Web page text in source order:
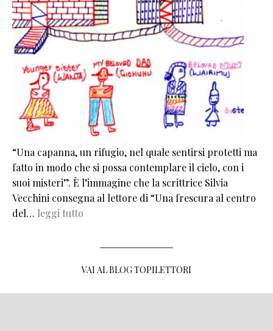
“Una capanna, un rifugio, nel quale sentirsi protetti ma
fatto in modo che si possa contemplare il cielo, con i
suoi misteri”. È l’immagine che la scrittrice Silvia
Vecchini consegna al lettore di “Una frescura al centro
del… leggi tutto
VAI AL BLOG TOPILETTORI